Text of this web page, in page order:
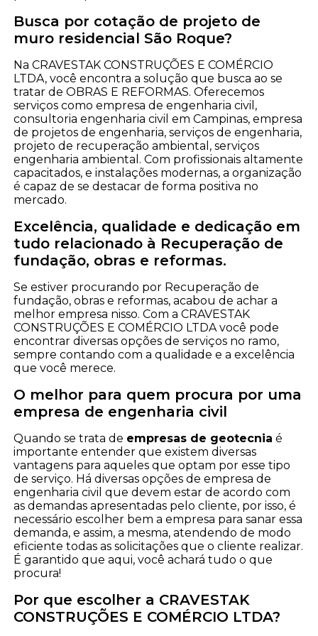
Busca por cotação de projeto de
muro residencial São Roque?
Na CRAVESTAK CONSTRUÇÕES E COMÉRCIO
LTDA, você encontra a solução que busca ao se
tratar de OBRAS E REFORMAS. Oferecemos
serviços como empresa de engenharia civil,
consultoria engenharia civil em Campinas, empresa
de projetos de engenharia, serviços de engenharia,
projeto de recuperação ambiental, serviços
engenharia ambiental. Com profissionais altamente
capacitados, e instalações modernas, a organização
é capaz de se destacar de forma positiva no
mercado.
Excelência, qualidade e dedicação em
tudo relacionado à Recuperação de
fundação, obras e reformas.
Se estiver procurando por Recuperação de
fundação, obras e reformas, acabou de achar a
melhor empresa nisso. Com a CRAVESTAK
CONSTRUÇÕES E COMÉRCIO LTDA você pode
encontrar diversas opções de serviços no ramo,
sempre contando com a qualidade e a excelência
que você merece.
O melhor para quem procura por uma
empresa de engenharia civil
Quando se trata de empresas de geotecnia é
importante entender que existem diversas
vantagens para aqueles que optam por esse tipo
de serviço. Há diversas opções de empresa de
engenharia civil que devem estar de acordo com
as demandas apresentadas pelo cliente, por isso, é
necessário escolher bem a empresa para sanar essa
demanda, e assim, a mesma, atendendo de modo
eficiente todas as solicitações que o cliente realizar.
É garantido que aqui, você achará tudo o que
procura!
Por que escolher a CRAVESTAK
CONSTRUÇÕES E COMÉRCIO LTDA?